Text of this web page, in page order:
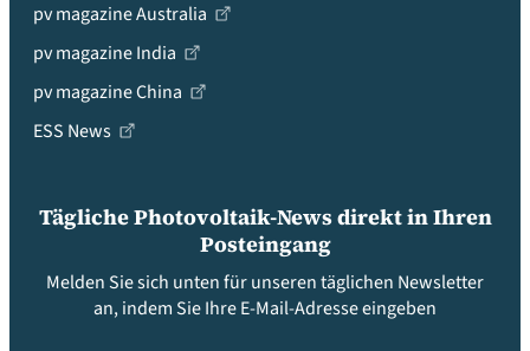
pv magazine Australia
pv magazine India
pv magazine China
ESS News
Tägliche Photovoltaik-News direkt in Ihren
Posteingang
Melden Sie sich unten für unseren täglichen Newsletter
an, indem Sie Ihre E-Mail-Adresse eingeben